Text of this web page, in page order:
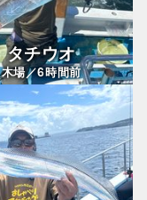
タチウオ
木場／6時間前